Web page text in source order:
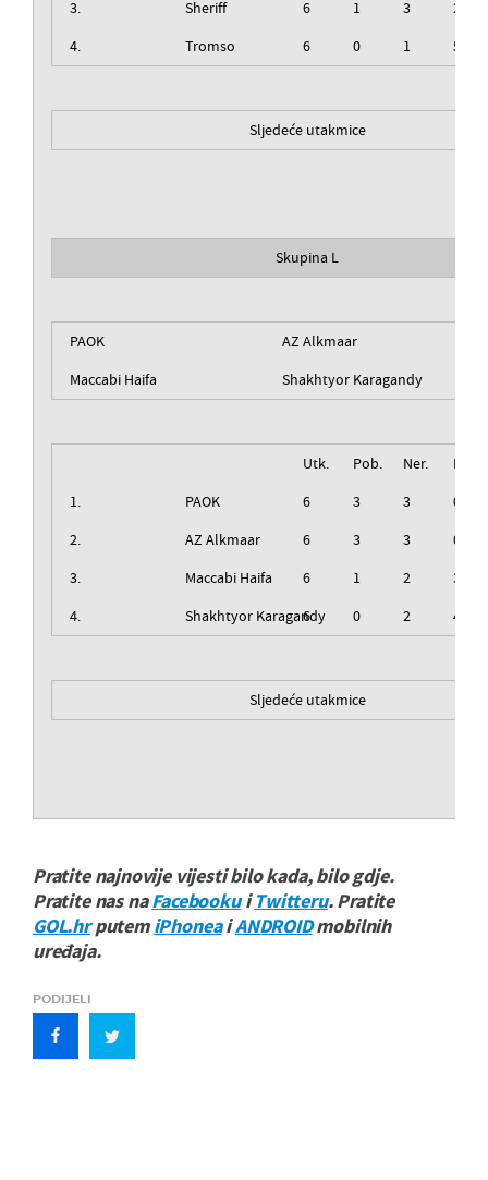
3.
Sheriff 6 1 3
2
4.
Tromso 6 0 1 5
Sljedeće utakmice
Skupina L
PAOK
AZ Alkmaar
Maccabi Haifa
Shakhtyor Karagandy
Utk. Pob. Ner.
Izg.
1.
PAOK 6 3 3
0
2.
AZ Alkmaar 6 3 3
0
3.
Maccabi Haifa 6 1 2
3
4.
Shakhtyor Karagandy
6 0 2 4
Sljedeće utakmice
Pratite najnovije vijesti bilo kada, bilo gdje.
Pratite nas naFacebookuiTwitteru. Pratite
GOL.hrputemiPhoneaiANDROIDmobilnih
uređaja.
PODIJELI